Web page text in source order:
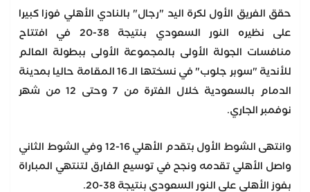
حقق الفريق الأول لكرة اليد "رجال" بالنادي الأهلي فوزا كبيرا
على نظيره النور السعودي بنتيجة 38-20 في افتتاح
منافسات الجولة الأولى بالمجموعة الأولى ببطولة العالم
للأندية "سوبر جلوب" في نسختها الـ 16 المقامة حاليا بمدينة
الدمام بالسعودية خلال الفترة من 7 وحتى 12 من شهر
نوفمبر الجاري.
وانتهى الشوط الأول بتقدم الأهلي 16-12 وفي الشوط الثاني
واصل الأهلي تقدمه ونجح في توسيع الفارق لتنتهي المباراة
بفوز الأهلي على النور السعودي بنتيجة 38-20.